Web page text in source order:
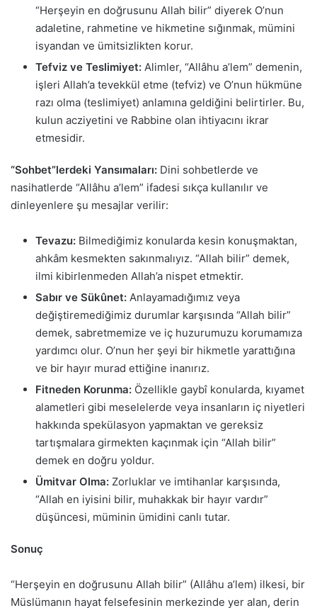
“Herşeyin en doğrusunu Allah bilir” diyerek O’nun
adaletine, rahmetine ve hikmetine sığınmak, mümini
isyandan ve ümitsizlikten korur.
Tefviz ve Teslimiyet: Alimler, “Allâhu a’lem” demenin,
işleri Allah’a tevekkül etme (tefviz) ve O’nun hükmüne
razı olma (teslimiyet) anlamına geldiğini belirtirler. Bu,
kulun acziyetini ve Rabbine olan ihtiyacını ikrar
etmesidir.
“Sohbet”lerdeki Yansımaları: Dini sohbetlerde ve
nasihatlerde “Allâhu a’lem” ifadesi sıkça kullanılır ve
dinleyenlere şu mesajlar verilir:
Tevazu: Bilmediğimiz konularda kesin konuşmaktan,
ahkâm kesmekten sakınmalıyız. “Allah bilir” demek,
ilmi kibirlenmeden Allah’a nispet etmektir.
Sabır ve Sükûnet: Anlayamadığımız veya
değiştiremediğimiz durumlar karşısında “Allah bilir”
demek, sabretmemize ve iç huzurumuzu korumamıza
yardımcı olur. O’nun her şeyi bir hikmetle yarattığına
ve bir hayır murad ettiğine inanırız.
Fitneden Korunma: Özellikle gaybî konularda, kıyamet
alametleri gibi meselelerde veya insanların iç niyetleri
hakkında spekülasyon yapmaktan ve gereksiz
tartışmalara girmekten kaçınmak için “Allah bilir”
demek en doğru yoldur.
Ümitvar Olma: Zorluklar ve imtihanlar karşısında,
“Allah en iyisini bilir, muhakkak bir hayır vardır”
düşüncesi, müminin ümidini canlı tutar.
Sonuç
“Herşeyin en doğrusunu Allah bilir” (Allâhu a’lem) ilkesi, bir
Müslümanın hayat felsefesinin merkezinde yer alan, derin